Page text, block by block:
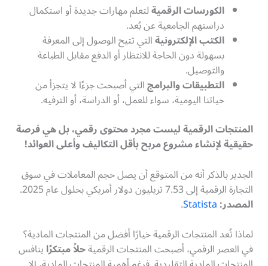
الكورسات الرقميةلتعلم مهارات جديدة أو استكمال
دراستهم الجامعية عن بُعد.
الكتب الإلكترونيةالتي تتيح الوصول إلى المعرفة
بسهولة دون الحاجة للانتظار أو الدفع مقابل الطباعة
والتوصيل.
التطبيقات والبرامجالتي أصبحت جزءًا لا يتجزأ من
حياتنا اليومية، سواء للعمل، أو الدراسة، أو الترفيه.
المنتجات الرقمية ليست مجرد محتوى رقمي، بل هي فرصة
حقيقية لإنشاء مشروع مربح بأقل التكاليف وأعلى العوائد!
الجدير بالذكر أنه من المتوقع أن يصل حجم المعاملات في سوق
التجارة الرقمية إلى 7.53 تريليون دولار أمريكي بحلول عام 2025.
المصدر:Statista
.
لماذا تُعد المنتجات الرقمية خيارًا أفضل من المنتجات المادية؟
في العصر الرقمي، أصبحت المنتجات الرقميةحلاً مبتكرًاينافس